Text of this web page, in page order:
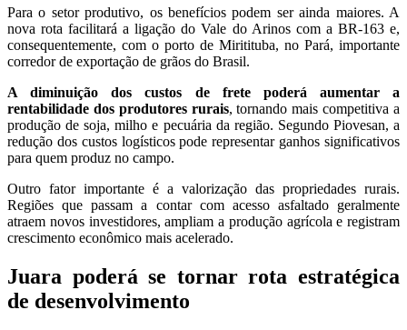
Para o setor produtivo, os benefícios podem ser ainda maiores. A
nova rota facilitará a ligação do Vale do Arinos com a BR-163 e,
consequentemente, com o porto de Miritituba, no Pará, importante
corredor de exportação de grãos do Brasil.
A diminuição dos custos de frete poderá aumentar a
rentabilidade dos produtores rurais, tornando mais competitiva a
produção de soja, milho e pecuária da região. Segundo Piovesan, a
redução dos custos logísticos pode representar ganhos significativos
para quem produz no campo.
Outro fator importante é a valorização das propriedades rurais.
Regiões que passam a contar com acesso asfaltado geralmente
atraem novos investidores, ampliam a produção agrícola e registram
crescimento econômico mais acelerado.
Juara poderá se tornar rota estratégica
de desenvolvimento